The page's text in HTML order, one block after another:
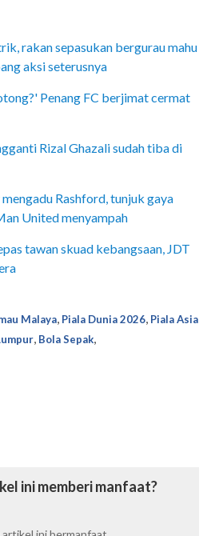
rakan sepasukan bergurau mahu
aksi seterusnya
Penang FC berjimat cermat
Rizal Ghazali sudah tiba di
Rashford, tunjuk gaya
United menyampah
tawan skuad kebangsaan, JDT
Malaya, Piala Dunia 2026, Piala Asia
, Bola Sepak,
ini memberi manfaat?